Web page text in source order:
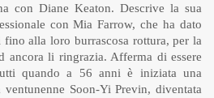
con Diane Keaton. Descrive la sua
con Mia Farrow, che ha dato
alla loro burrascosa rottura, per la
ancora li ringrazia. Afferma di essere
quando a 56 anni è iniziata una
Soon-Yi Previn, diventata